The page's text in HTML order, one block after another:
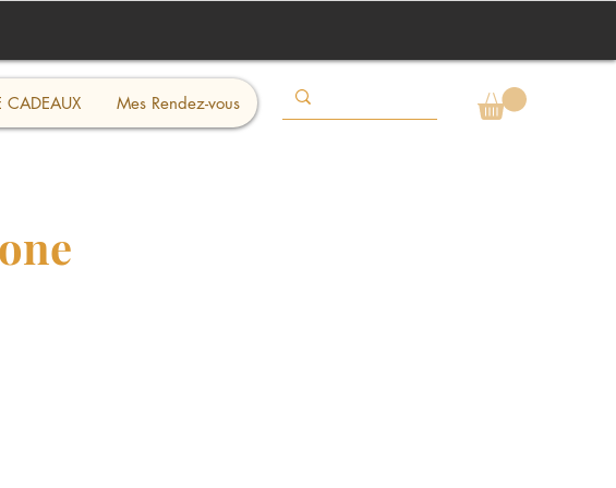
CADEAUX Mes Rendez-vous